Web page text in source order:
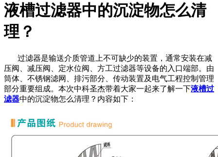
液槽过滤器中的沉淀物怎么清
理？
过滤器是输送介质管道上不可缺少的装置，通常安装在减
压阀、减压阀、定水位阀、方工过滤器等设备的入口端部。由
筒体、不锈钢滤网、排污部分、传动装置及电气工程控制管理
部分重要组成。本次中科圣杰带着大家一起来了解一下液槽过
滤器中的沉淀物怎么清理？内容如下：